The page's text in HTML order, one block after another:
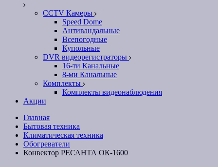
CCTV Камеры
Speed Dome
Антивандальные
Всепогодные
Купольные
DVR видеорегистраторы
16-ти Канальные
8-ми Канальные
Комплекты
Комплекты видеонаблюдения
Акции
Главная
Бытовая техника
Климатическая техника
Обогреватели
Конвектор РЕСАНТА ОК-1600